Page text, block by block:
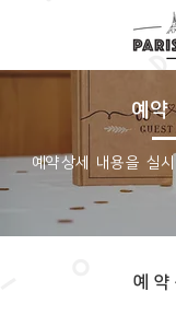
예
예약상세 내용을 실
예약